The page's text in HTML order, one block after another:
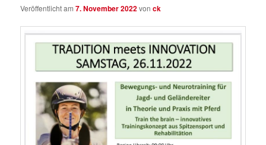
Veröffentlicht am7. November 2022vonck